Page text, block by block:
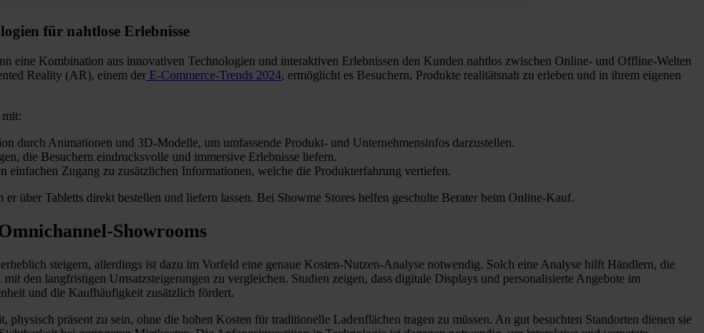
für nahtlose Erlebnisse
eine Kombination aus innovativen Technologien und interaktiven Erlebnissen den Kunden nahtlos zwischen Online- und Offline-Welten
Reality (AR), einem der E-Commerce-Trends 2024, ermöglicht es Besuchern, Produkte realitätsnah zu erleben und in ihrem eigenen
durch Animationen und 3D-Modelle, um umfassende Produkt- und Unternehmensinfos darzustellen.
die Besuchern eindrucksvolle und immersive Erlebnisse liefern.
einfachen Zugang zu zusätzlichen Informationen, welche die Produkterfahrung vertiefen.
über Tabletts direkt bestellen und liefern lassen. Bei Showme Stores helfen geschulte Berater beim Online-Kauf.
Showrooms
steigern, allerdings ist dazu im Vorfeld eine genaue Kosten-Nutzen-Analyse notwendig. Solch eine Analyse hilft Händlern, die
den langfristigen Umsatzsteigerungen zu vergleichen. Studien zeigen, dass digitale Displays und personalisierte Angebote im
und die Kaufhäufigkeit zusätzlich fördert.
präsent zu sein, ohne die hohen Kosten für traditionelle Ladenflächen tragen zu müssen. An gut besuchten Standorten dienen sie